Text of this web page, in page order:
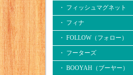
・ フィッシュマグネット
・ フィナ
・ FOLLOW（フォロー）
・ フーターズ
・ BOOYAH（ブーヤー）